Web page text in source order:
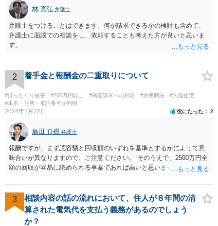
林 高弘 弁護士
弁護士をつけることはできます。何が請求できるかの検討も含めて、
弁護士に面談での相談をし、依頼することも考えた方が良いと思いま
す。
2 着手金と報酬金の二重取りについて
#ぼったくり被害 #200万円以上 #高額請求への対応 #悪徳商法
#欠陥住宅
#本名・住所・電話番号が判明
2024年2月22日 役にたった 2
島田 直樹 弁護士
報酬ですが、まず認容額と回収額のいずれを基準とするかによって意
味合いが異なりますので、ご注意ください。 そのうえで、2500万円全
額の回収が容易に認められる事案であれば高いと思います。 他方、回
高いとは思えません。
3
相談内容の話の流れにおいて、住人が８年間の清
算された電気代を支払う義務があるのでしょう
か？